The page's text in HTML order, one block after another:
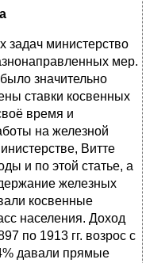
задач министерство
мер.
значительно
ставки косвенных
время и
на железной
Витте
и по этой статье, а
железных
косвенные
населения. Доход
по 1913 гг. возрос с
давали прямые